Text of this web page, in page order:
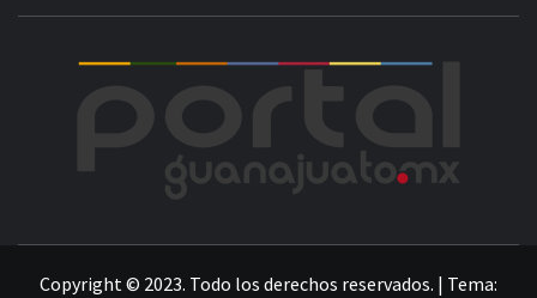
Copyright © 2023. Todo los derechos reservados. | Tema: